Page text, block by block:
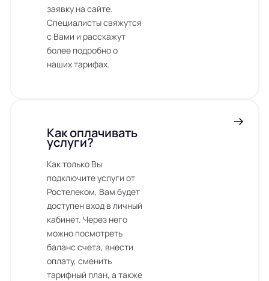
заявку на сайте.
Специалисты свяжутся
с Вами и расскажут
более подробно о
наших тарифах.
Как оплачивать
услуги?
Как только Вы
подключите услуги от
Ростелеком, Вам будет
доступен вход в личный
кабинет. Через него
можно посмотреть
баланс счета, внести
оплату, сменить
тарифный план, а также